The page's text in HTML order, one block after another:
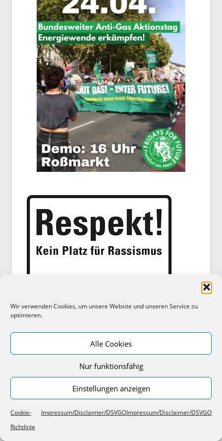
Wir verwenden Cookies, um unsere Website und unseren Service zu
optimieren.
Alle Cookies
Nur funktionsfähig
Einstellungen anzeigen
Cookie-
Richtlinie
Impressum/Disclaimer/DSVGOImpressum/Disclaimer/DSVGO